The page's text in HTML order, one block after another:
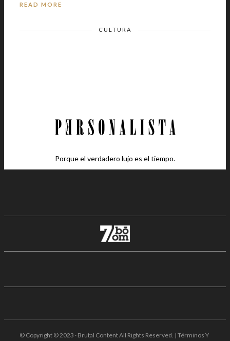
READ MORE
CULTURA
Porque el verdadero lujo es el tiempo.
© Copyright © 2023 · Brutal Content All Rights Reserved. | Términos Y